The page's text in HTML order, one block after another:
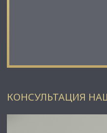
КОНСУЛЬТАЦИЯ